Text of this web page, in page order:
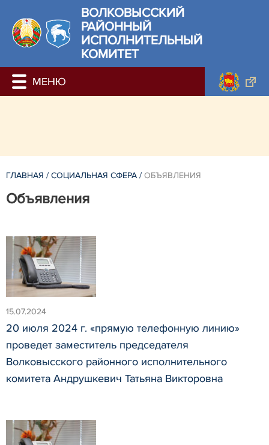
ВОЛКОВЫССКИЙ
РАЙОННЫЙ
ИСПОЛНИТЕЛЬНЫЙ
КОМИТЕТ
ГЛАВНАЯ / СОЦИАЛЬНАЯ СФЕРА / ОБЪЯВЛЕНИЯ
Объявления
15.07.2024
20 июля 2024 г. «прямую телефонную линию»
проведет заместитель председателя
Волковысского районного исполнительного
комитета Андрушкевич Татьяна Викторовна